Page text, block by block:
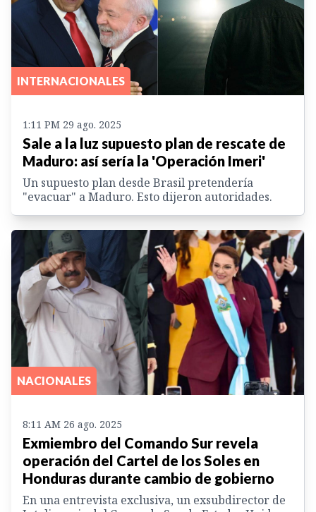
INTERNACIONALES
1:11 PM 29 ago. 2025
Sale a la luz supuesto plan de rescate de
Maduro: así sería la 'Operación Imeri'
Un supuesto plan desde Brasil pretendería
"evacuar" a Maduro. Esto dijeron autoridades.
NACIONALES
8:11 AM 26 ago. 2025
Exmiembro del Comando Sur revela
operación del Cartel de los Soles en
Honduras durante cambio de gobierno
En una entrevista exclusiva, un exsubdirector de